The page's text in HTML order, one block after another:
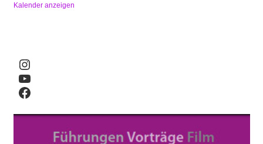
Kalender anzeigen
Instagram
YouTube
Facebook